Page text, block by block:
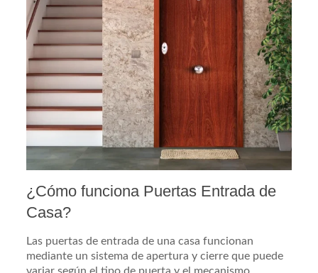
¿Cómo funciona Puertas Entrada de
Casa?
Las puertas de entrada de una casa funcionan
mediante un sistema de apertura y cierre que puede
variar según el tipo de puerta y el mecanismo